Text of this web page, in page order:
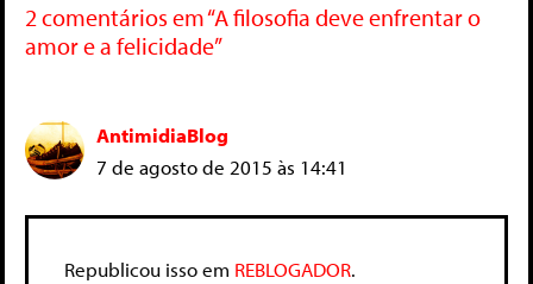
2 comentários em “A filosofia deve enfrentar o
amor e a felicidade”
AntimidiaBlog
7 de agosto de 2015 às 14:41
Republicou isso em REBLOGADOR.